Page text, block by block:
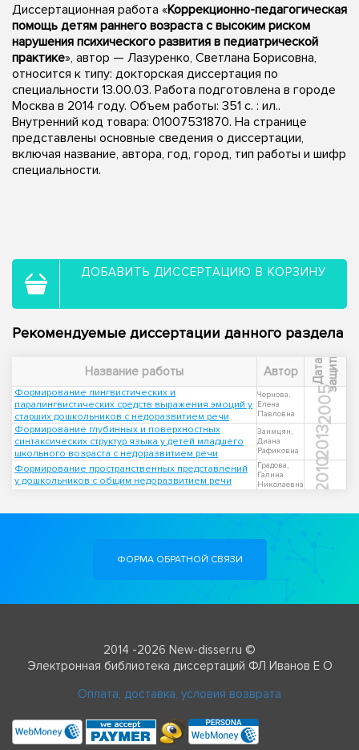
Диссертационная работа «Коррекционно-педагогическая
помощь детям раннего возраста с высоким риском
нарушения психического развития в педиатрической
практике», автор — Лазуренко, Светлана Борисовна,
относится к типу: докторская диссертация по
специальности 13.00.03. Работа подготовлена в городе
Москва в 2014 году. Объем работы: 351 с. : ил..
Внутренний код товара: 01007531870. На странице
представлены основные сведения о диссертации,
включая название, автора, год, город, тип работы и шифр
специальности.
ДОБАВИТЬ ДИССЕРТАЦИЮ В КОРЗИНУ
Рекомендуемые диссертации данного раздела
Название работы Автор Д
а
т
а
з
а
щ
и
т ы
Формирование лингвистических и
паралингвистических средств выражения эмоций у
старших дошкольников с недоразвитием речи
Чернова,
Елена
Павловна
2005
Формирование глубинных и поверхностных
синтаксических структур языка у детей младшего
школьного возраста с недоразвитием речи
Заимцян,
Диана
Рафиковна
2013
Формирование пространственных представлений
у дошкольников с общим недоразвитием речи
Градова,
Галина
Николаевна
2010
ФОРМА ОБРАТНОЙ СВЯЗИ
2014 -2026 New-disser.ru ©
Электронная библиотека диссертаций ФЛ Иванов Е О
Оплата, доставка, условия возврата